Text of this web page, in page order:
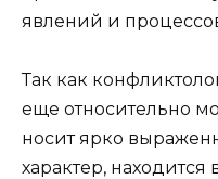
явлений и
Так как
еще относительно
носит ярко
характер, находится